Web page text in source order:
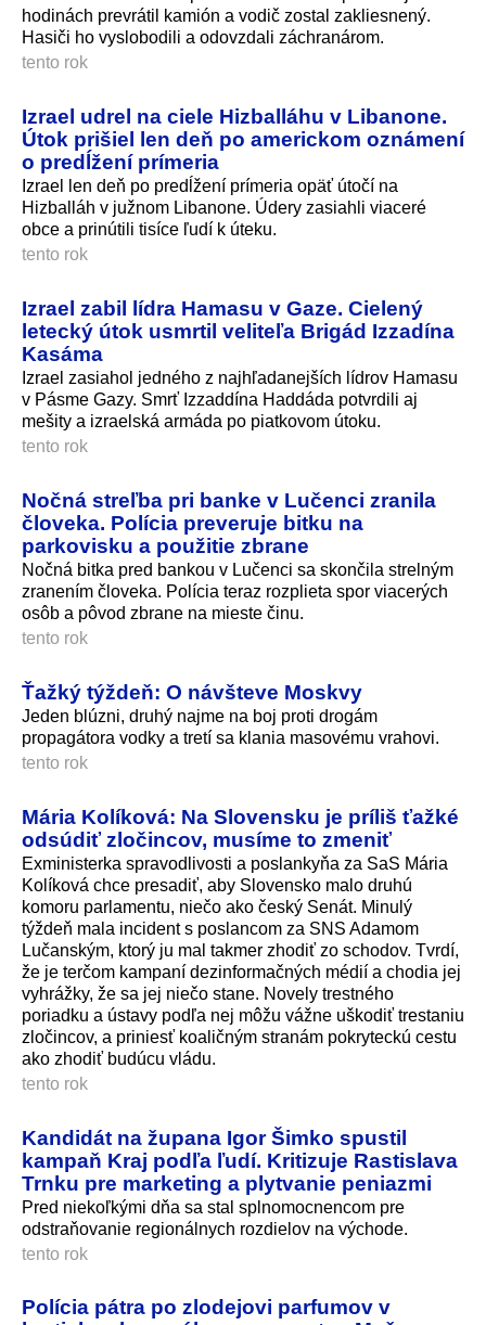
hodinách prevrátil kamión a vodič zostal zakliesnený.
Hasiči ho vyslobodili a odovzdali záchranárom.
tento rok
Izrael udrel na ciele Hizballáhu v Libanone.
Útok prišiel len deň po americkom oznámení
o predĺžení prímeria
Izrael len deň po predĺžení prímeria opäť útočí na
Hizballáh v južnom Libanone. Údery zasiahli viaceré
obce a prinútili tisíce ľudí k úteku.
tento rok
Izrael zabil lídra Hamasu v Gaze. Cielený
letecký útok usmrtil veliteľa Brigád Izzadína
Kasáma
Izrael zasiahol jedného z najhľadanejších lídrov Hamasu
v Pásme Gazy. Smrť Izzaddína Haddáda potvrdili aj
mešity a izraelská armáda po piatkovom útoku.
tento rok
Nočná streľba pri banke v Lučenci zranila
človeka. Polícia preveruje bitku na
parkovisku a použitie zbrane
Nočná bitka pred bankou v Lučenci sa skončila strelným
zranením človeka. Polícia teraz rozplieta spor viacerých
osôb a pôvod zbrane na mieste činu.
tento rok
Ťažký týždeň: O návšteve Moskvy
Jeden blúzni, druhý najme na boj proti drogám
propagátora vodky a tretí sa klania masovému vrahovi.
tento rok
Mária Kolíková: Na Slovensku je príliš ťažké
odsúdiť zločincov, musíme to zmeniť
Exministerka spravodlivosti a poslankyňa za SaS Mária
Kolíková chce presadiť, aby Slovensko malo druhú
komoru parlamentu, niečo ako český Senát. Minulý
týždeň mala incident s poslancom za SNS Adamom
Lučanským, ktorý ju mal takmer zhodiť zo schodov. Tvrdí,
že je terčom kampaní dezinformačných médií a chodia jej
vyhrážky, že sa jej niečo stane. Novely trestného
poriadku a ústavy podľa nej môžu vážne uškodiť trestaniu
zločincov, a priniesť koaličným stranám pokryteckú cestu
ako zhodiť budúcu vládu.
tento rok
Kandidát na župana Igor Šimko spustil
kampaň Kraj podľa ľudí. Kritizuje Rastislava
Trnku pre marketing a plytvanie peniazmi
Pred niekoľkými dňa sa stal splnomocnencom pre
odstraňovanie regionálnych rozdielov na východe.
tento rok
Polícia pátra po zlodejovi parfumov v